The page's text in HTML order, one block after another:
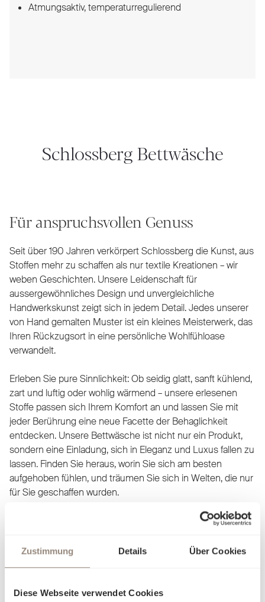
Zustimmung Details Über Cookies
Diese Webseite verwendet Cookies
Atmungsaktiv, temperaturregulierend
Schlossberg Bettwäsche
Für anspruchsvollen Genuss
Seit über 190 Jahren verkörpert Schlossberg die Kunst, aus
Stoffen mehr zu schaffen als nur textile Kreationen – wir
weben Geschichten. Unsere Leidenschaft für
aussergewöhnliches Design und unvergleichliche
Handwerkskunst zeigt sich in jedem Detail. Jedes unserer
von Hand gemalten Muster ist ein kleines Meisterwerk, das
Ihren Rückzugsort in eine persönliche Wohlfühloase
verwandelt.
Erleben Sie pure Sinnlichkeit: Ob seidig glatt, sanft kühlend,
zart und luftig oder wohlig wärmend – unsere erlesenen
Stoffe passen sich Ihrem Komfort an und lassen Sie mit
jeder Berührung eine neue Facette der Behaglichkeit
entdecken. Unsere Bettwäsche ist nicht nur ein Produkt,
sondern eine Einladung, sich in Eleganz und Luxus fallen zu
lassen. Finden Sie heraus, worin Sie sich am besten
aufgehoben fühlen, und träumen Sie sich in Welten, die nur
für Sie geschaffen wurden.